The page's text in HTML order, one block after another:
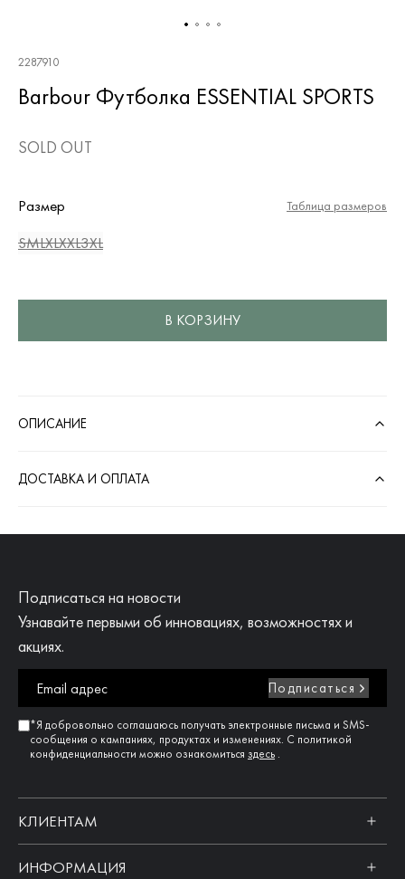
2287910
Barbour Футболка ESSENTIAL SPORTS
SOLD OUT
Размер Таблица размеров
SMLXLXXL3XL
В КОРЗИНУ
ОПИСАНИЕ
ДОСТАВКА И ОПЛАТА
Подписаться на новости
Узнавайте первыми об инновациях, возможностях и
акциях.
Подписаться
*Я добровольно соглашаюсь получать электронные письма и SMS-
сообщения о кампаниях, продуктах и изменениях. С политикой
конфиденциальности можно ознакомиться здесь .
КЛИЕНТАМ
ИНФОРМАЦИЯ